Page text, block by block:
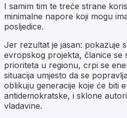
I samim tim te treće strane
minimalne napore koji mogu
posljedice.
Jer rezultat je jasan: pokazuje
evropskog projekta, članice se
prioriteta u regionu, crpi se
situacija umjesto da se
oblikuju generacije koje će biti
antidemokratske, i sklone
vladavine.